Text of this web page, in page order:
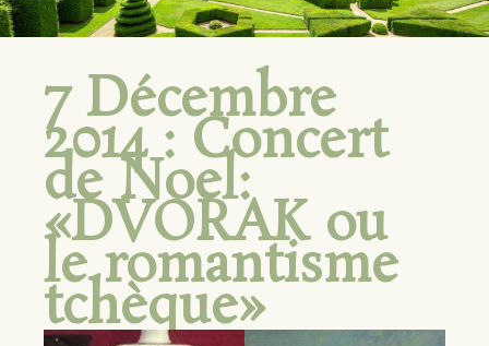
7 Décembre
2014 : Concert
de Noel:
«DVORAK ou
le romantisme
tchèque»